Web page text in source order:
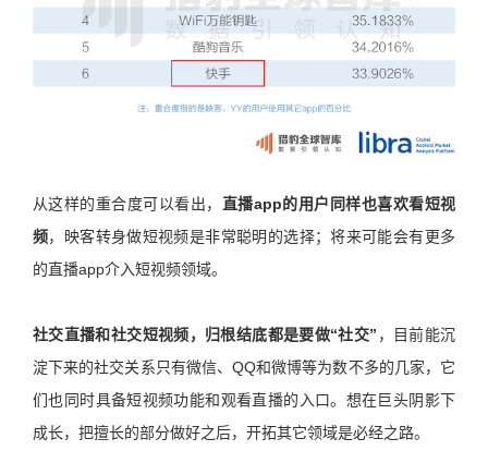
从这样的重合度可以看出， 直播app的用户同样也喜欢看短视
频，映客转身做短视频是非常聪明的选择；将来可能会有更多
的直播app介入短视频领域。
社交直播和社交短视频，归根结底都是要做“社交” ，目前能沉
淀下来的社交关系只有微信、QQ和微博等为数不多的几家，它
们也同时具备短视频功能和观看直播的入口。想在巨头阴影下
成长，把擅长的部分做好之后，开拓其它领域是必经之路。